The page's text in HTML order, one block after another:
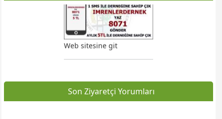
Şirinevler Mahallesi Mahmutbey Yolu Onur Sokak No:7
Bahçelievler / İSTANBUL
Web sitesine git
Son Ziyaretçi Yorumları